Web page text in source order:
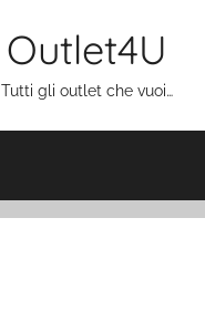
Outlet4U
Tutti gli outlet che vuoi…